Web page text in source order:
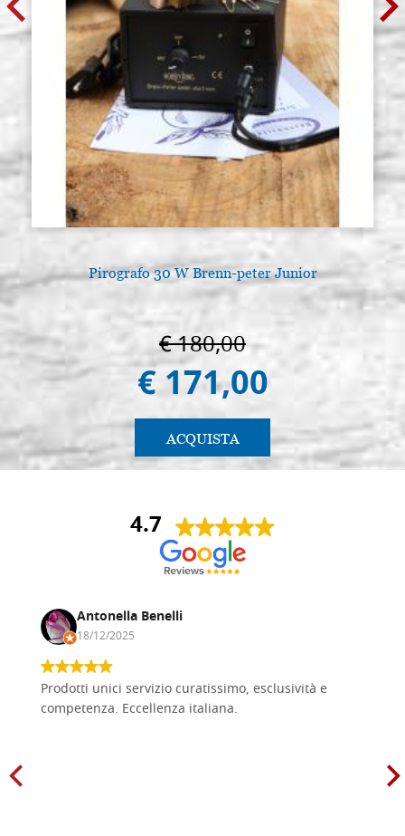
Pirografo 30 W Brenn-peter Junior
€ 180,00
€ 171,00
ACQUISTA
4.7
Antonella Benelli
18/12/2025
Prodotti unici servizio curatissimo, esclusività e
competenza. Eccellenza italiana.